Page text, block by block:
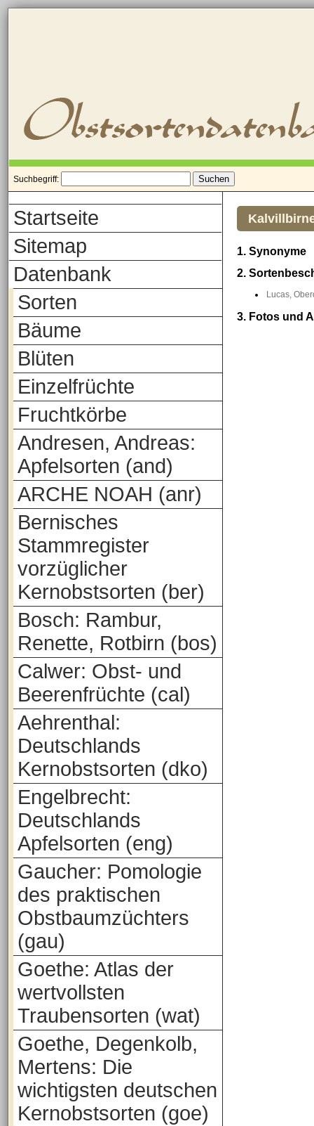
Suchbegriff:
Startseite
Sitemap
Datenbank
Sorten
Bäume
Blüten
Einzelfrüchte
Fruchtkörbe
Andresen, Andreas:
Apfelsorten (and)
ARCHE NOAH (anr)
Bernisches
Stammregister
vorzüglicher
Kernobstsorten (ber)
Bosch: Rambur,
Renette, Rotbirn (bos)
Calwer: Obst- und
Beerenfrüchte (cal)
Aehrenthal:
Deutschlands
Kernobstsorten (dko)
Engelbrecht:
Deutschlands
Apfelsorten (eng)
Gaucher: Pomologie
des praktischen
Obstbaumzüchters
(gau)
Goethe: Atlas der
wertvollsten
Traubensorten (wat)
Goethe, Degenkolb,
Mertens: Die
wichtigsten deutschen
Kernobstsorten (goe)
1. Synonyme
2.
Lucas,
3. Fotos und